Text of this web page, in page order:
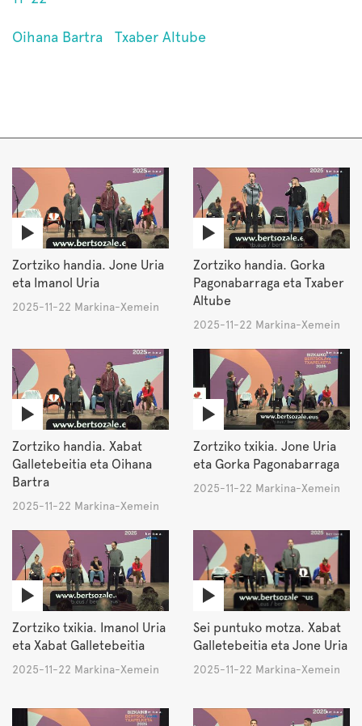
Oihana Bartra Txaber Altube
Zortziko handia. Jone Uria
eta Imanol Uria
2025-11-22 Markina-Xemein
Zortziko handia. Gorka
Pagonabarraga eta Txaber
Altube
2025-11-22 Markina-Xemein
Zortziko handia. Xabat
Galletebeitia eta Oihana
Bartra
2025-11-22 Markina-Xemein
Zortziko txikia. Jone Uria
eta Gorka Pagonabarraga
2025-11-22 Markina-Xemein
Zortziko txikia. Imanol Uria
eta Xabat Galletebeitia
2025-11-22 Markina-Xemein
Sei puntuko motza. Xabat
Galletebeitia eta Jone Uria
2025-11-22 Markina-Xemein